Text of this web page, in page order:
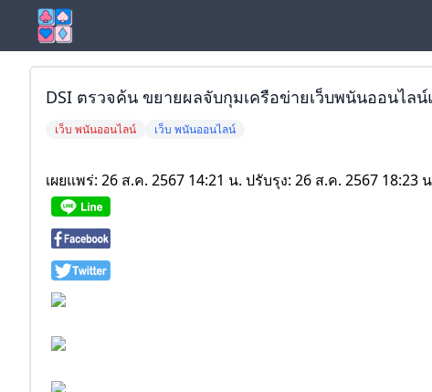
DSI ตรวจค้น ขยายผลจับกุมเครือข่ายเว็บพนันออนไล
เว็บ พนันออนไลน์ เว็บ พนันออนไลน์
เผยแพร่: 26 ส.ค. 2567 14:21 น. ปรับรุง: 26 ส.ค. 2567 18:23